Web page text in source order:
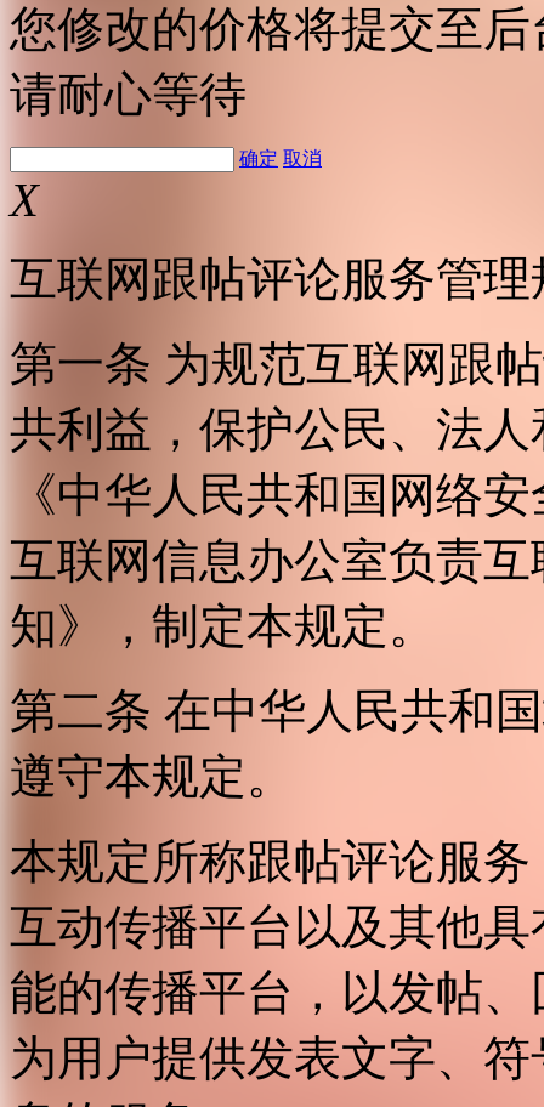
您修改的价格将提交至
请耐心等待
确定 取消
X
互联网跟帖评论服务管理
第一条 为规范互联网跟
共利益，保护公民、法
《中华人民共和国网络
互联网信息办公室负责
知》，制定本规定。
第二条 在中华人民共和
遵守本规定。
本规定所称跟帖评论服
互动传播平台以及其他
能的传播平台，以发帖
为用户提供发表文字、